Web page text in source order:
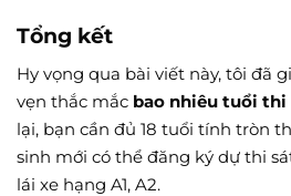
Tổng kết
Hy vọng qua bài viết này, tôi đã
vẹn thắc mắc bao nhiêu tuổi thi
lại, bạn cần đủ 18 tuổi tính tròn
sinh mới có thể đăng ký dự thi
lái xe hạng A1, A2.